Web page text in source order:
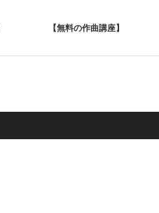
【無料の作曲講座】